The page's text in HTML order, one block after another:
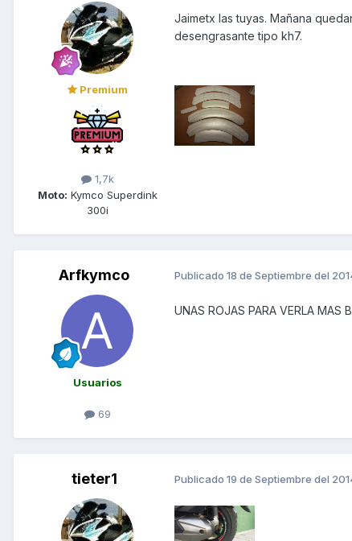
Premium
1,7k
Moto: Kymco Superdink
300i
Jaimetx las tuyas. Mañana
desengrasante tipo kh7.
Arfkymco
Usuarios
69
Publicado 18 de Septiembre del
UNAS ROJAS PARA VERLA MAS
tieter1 Publicado 19 de Septiembre del